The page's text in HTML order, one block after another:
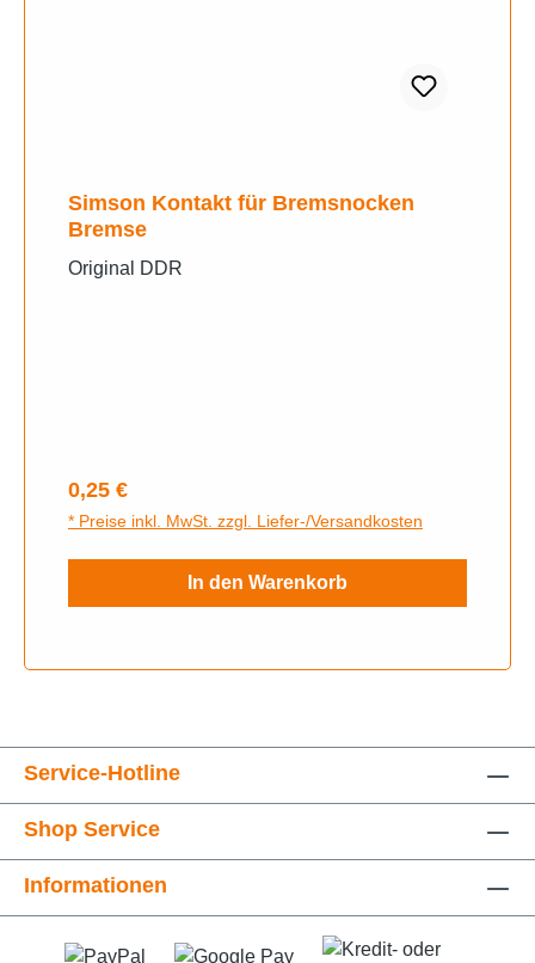
Simson Kontakt für Bremsnocken
Bremse
Original DDR
Regulärer Preis:
0,25 €
* Preise inkl. MwSt. zzgl. Liefer-/Versandkosten
In den Warenkorb
Service-Hotline
Shop Service
Informationen